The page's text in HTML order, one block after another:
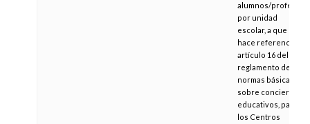
alumnos/profesor
por unidad
escolar, a que
hace referencia el
artículo 16 del
reglamento de
normas básicas
sobre conciertos
educativos, para
los Centros